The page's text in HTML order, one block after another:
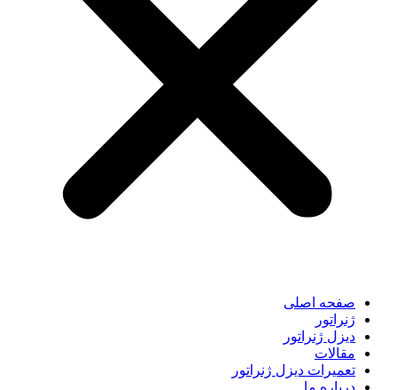
صفحه اصلی
ژنراتور
دیزل ژنراتور
مقالات
تعمیرات دیزل ژنراتور
درباره ما